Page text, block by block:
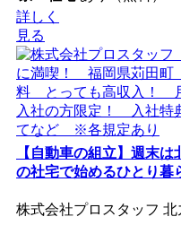
詳しく
見る
【自動車の組立】週末
の社宅で始めるひとり暮
株式会社プロスタッフ